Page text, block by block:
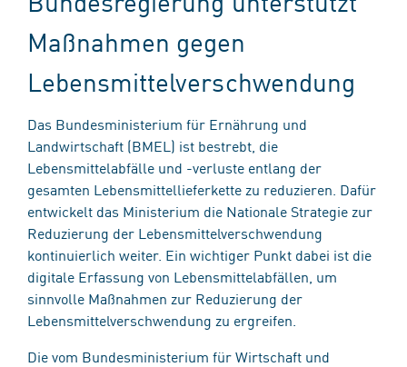
Maßnahmen gegen
Lebensmittelverschwendung
Das Bundesministerium für Ernährung und
Landwirtschaft (BMEL) ist bestrebt​,​ die
Lebensmittelabfälle und -verluste entlang der
gesamten Lebensmittellieferkette zu reduzieren. Dafür
entwickelt das Ministerium die Nationale Strategie zur
Reduzierung der Lebensmittelverschwendung
kontinuierlich weiter. Ein wichtiger Punkt dabei ist die
digitale Erfassung von Lebensmittelabfällen, um
sinnvolle Maßnahmen zur Reduzierung der
Lebensmittelverschwendung zu ergreifen.
Die vom Bundesministerium für Wirtschaft und